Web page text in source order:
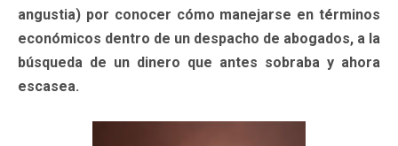
angustia) por conocer cómo manejarse en términos
económicos dentro de un despacho de abogados, a la
búsqueda de un dinero que antes sobraba y ahora
escasea.